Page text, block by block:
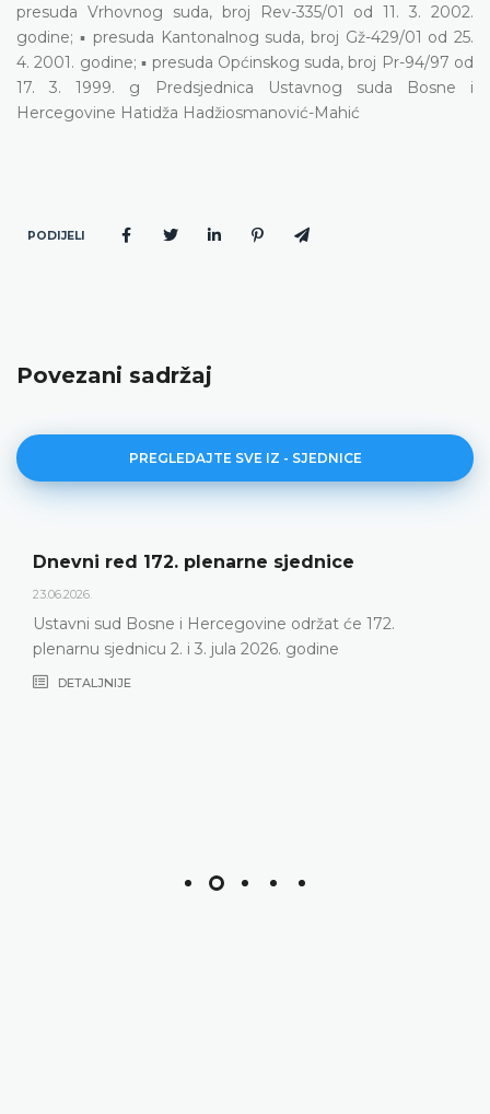
presuda Vrhovnog suda, broj Rev-335/01 od 11. 3. 2002.
godine; ▪ presuda Kantonalnog suda, broj Gž-429/01 od 25.
4. 2001. godine; ▪ presuda Općinskog suda, broj Pr-94/97 od
17. 3. 1999. g Predsjednica Ustavnog suda Bosne i
Hercegovine Hatidža Hadžiosmanović-Mahić
PODIJELI
Povezani sadržaj
PREGLEDAJTE SVE IZ - SJEDNICE
Dnevni red 172. plenarne sjednice
23.06.2026.
Ustavni sud Bosne i Hercegovine održat će 172.
plenarnu sjednicu 2. i 3. jula 2026. godine
DETALJNIJE